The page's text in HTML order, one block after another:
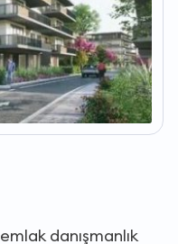
danışmanlık